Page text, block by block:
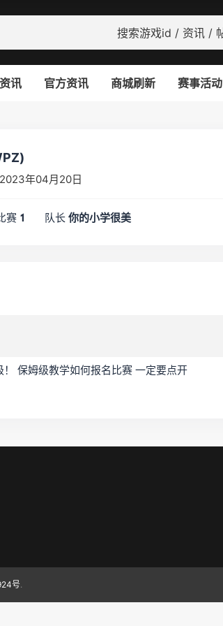
讯 官方资讯 商城刷新 赛事活动
年04月20日
赛 1 队长 你的小学很美
保姆级教学如何报名比赛 一定要点开
号.